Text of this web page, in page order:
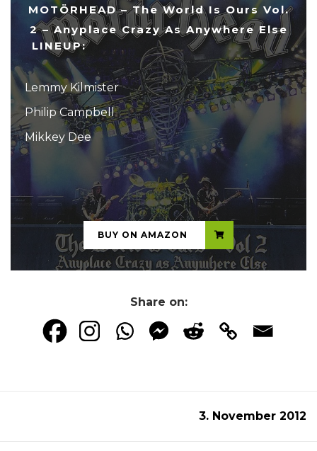
MOTÖRHEAD – The World Is Ours Vol.
2 – Anyplace Crazy As Anywhere Else
LINEUP:
Lemmy Kilmister
Philip Campbell
Mikkey Dee
...
BUY ON AMAZON
Share on:
3. November 2012